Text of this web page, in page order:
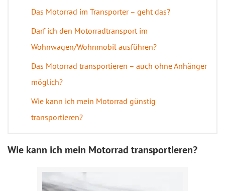
Das Motorrad im Transporter – geht das?
Darf ich den Motorradtransport im
Wohnwagen/Wohnmobil ausführen?
Das Motorrad transportieren – auch ohne Anhänger
möglich?
Wie kann ich mein Motorrad günstig
transportieren?
Wie kann ich mein Motorrad transportieren?